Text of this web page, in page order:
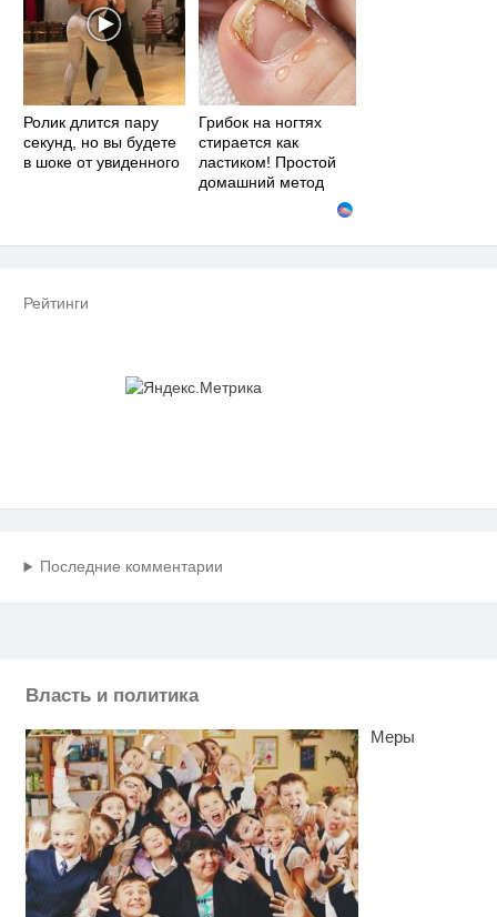
Ролик длится пару
секунд, но вы будете
в шоке от увиденного
Грибок на ногтях
стирается как
ластиком! Простой
домашний метод
Рейтинги
Последние комментарии
Власть и политика
Меры